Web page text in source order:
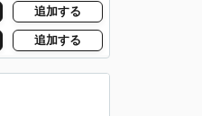
追加する
追加する